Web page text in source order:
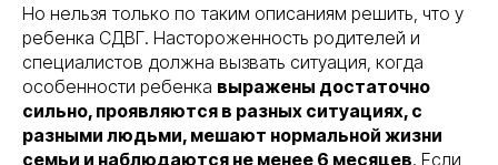
Но нельзя только по таким описаниям решить, что у
ребенка СДВГ. Настороженность родителей и
специалистов должна вызвать ситуация, когда
особенности ребенка выражены достаточно
сильно, проявляются в разных ситуациях, с
разными людьми, мешают нормальной жизни
семьи и наблюдаются не менее 6 месяцев. Если